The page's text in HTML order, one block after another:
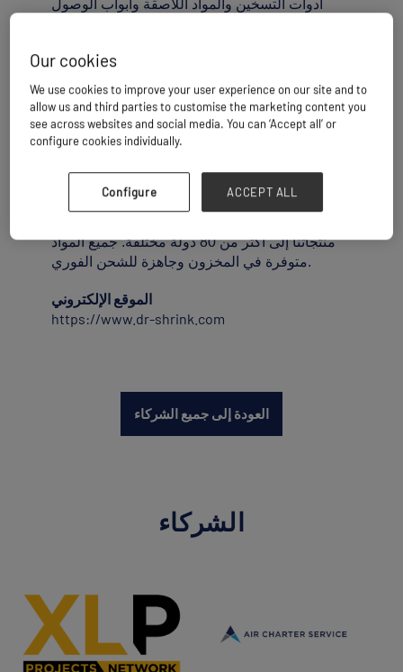
أدوات التسخين والمواد اللاصقة وأبواب الوصول
للانكماش الخاص بها لتقديم أداء لا يُضاهى في جميع
الظروف الجوية. تغليفنا الانكماشي الفاخر مصنوع
من راتينج بكر 100% مع أقصى قدر من مثبطات
الأشعة فوق البنفسجية المدمجة للاستخدام طويل
الأمد.
منتجاتنا إلى أكثر من 80 دولة مختلفة. جميع المواد
متوفرة في المخزون وجاهزة للشحن الفوري.
الموقع الإلكتروني
https://www.dr-shrink.com
العودة إلى جميع الشركاء
الشركاء
Our cookies
We use cookies to improve your user experience on our site and to
allow us and third parties to customise the marketing content you
see across websites and social media. You can ‘Accept all’ or
configure cookies individually.
Configure ACCEPT ALL